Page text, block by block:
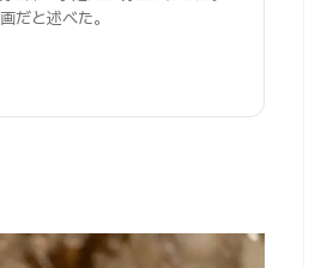
だと述べた。